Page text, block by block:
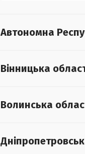
Автономна
Вінницька
Волинська